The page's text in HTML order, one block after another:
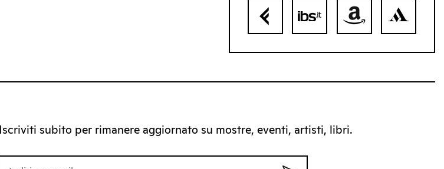
Iscriviti subito per rimanere aggiornato su mostre, eventi, artisti, libri.